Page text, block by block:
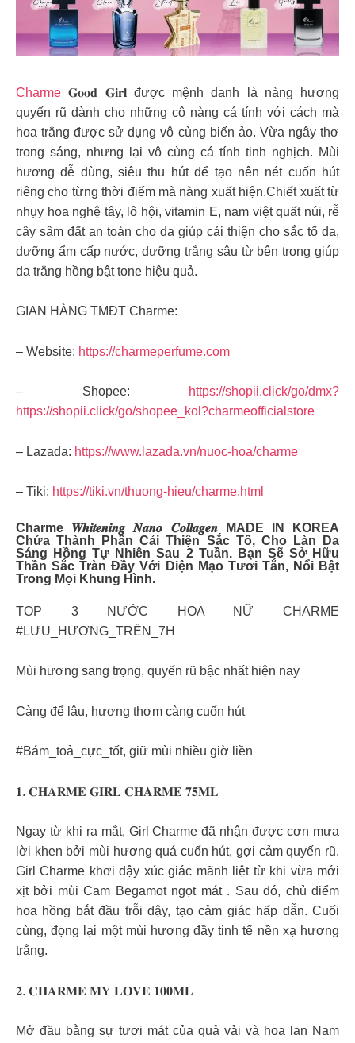
Charme 𝐆𝐨𝐨𝐝 𝐆𝐢𝐫𝐥 được mệnh danh là nàng hương
quyến rũ dành cho những cô nàng cá tính với cách mà
hoa trắng được sử dụng vô cùng biến ảo. Vừa ngây thơ
trong sáng, nhưng lại vô cùng cá tính tinh nghịch. Mùi
hương dễ dùng, siêu thu hút để tạo nên nét cuốn hút
riêng cho từng thời điểm mà nàng xuất hiện.Chiết xuất từ
nhụy hoa nghệ tây, lô hội, vitamin E, nam việt quất núi, rễ
cây sâm đất an toàn cho da giúp cải thiện cho sắc tố da,
dưỡng ẩm cấp nước, dưỡng trắng sâu từ bên trong giúp
da trắng hồng bật tone hiệu quả.
GIAN HÀNG TMĐT Charme:
– Website: https://charmeperfume.com
– Shopee:
https://shopii.click/go/dmx?
https://shopii.click/go/shopee_kol?charmeofficialstore
– Lazada: https://www.lazada.vn/nuoc-hoa/charme
– Tiki: https://tiki.vn/thuong-hieu/charme.html
Charme 𝑾𝒉𝒊𝒕𝒆𝒏𝒊𝒏𝒈 𝑵𝒂𝒏𝒐 𝑪𝒐𝒍𝒍𝒂𝒈𝒆𝒏 MADE IN KOREA
Chứa Thành Phần Cải Thiện Sắc Tố, Cho Làn Da
Sáng Hồng Tự Nhiên Sau 2 Tuần. Bạn Sẽ Sở Hữu
Thần Sắc Tràn Đầy Với Diện Mạo Tươi Tắn, Nổi Bật
Trong Mọi Khung Hình.
TOP 3 NƯỚC HOA NỮ CHARME
#LƯU_HƯƠNG_TRÊN_7H
Mùi hương sang trọng, quyến rũ bậc nhất hiện nay
Càng để lâu, hương thơm càng cuốn hút
#Bám_toả_cực_tốt, giữ mùi nhiều giờ liền
𝟏. 𝐂𝐇𝐀𝐑𝐌𝐄 𝐆𝐈𝐑𝐋 𝐂𝐇𝐀𝐑𝐌𝐄 𝟕𝟓𝐌𝐋
Ngay từ khi ra mắt, Girl Charme đã nhận được cơn mưa
lời khen bởi mùi hương quá cuốn hút, gợi cảm quyến rũ.
Girl Charme khơi dậy xúc giác mãnh liệt từ khi vừa mới
xịt bởi mùi Cam Begamot ngọt mát . Sau đó, chủ điểm
hoa hồng bắt đầu trỗi dậy, tạo cảm giác hấp dẫn. Cuối
cùng, đọng lại một mùi hương đầy tinh tế nền xạ hương
trắng.
𝟐. 𝐂𝐇𝐀𝐑𝐌𝐄 𝐌𝐘 𝐋𝐎𝐕𝐄 𝟏𝟎𝟎𝐌𝐋
Mở đầu bằng sự tươi mát của quả vải và hoa lan Nam